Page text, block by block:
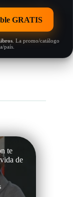
GRATIS
. La promo/catálogo
país.
te
de